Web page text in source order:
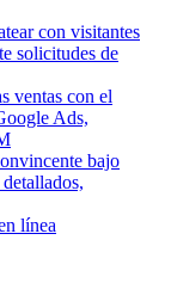
con visitantes
solicitudes de
ventas con el
Ads,
bajo
línea